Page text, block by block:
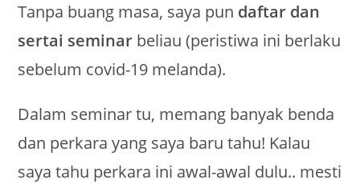
Tanpa buang masa, saya pun daftar dan
sertai seminar beliau (peristiwa ini berlaku
sebelum covid-19 melanda).
Dalam seminar tu, memang banyak benda
dan perkara yang saya baru tahu! Kalau
saya tahu perkara ini awal-awal dulu.. mesti